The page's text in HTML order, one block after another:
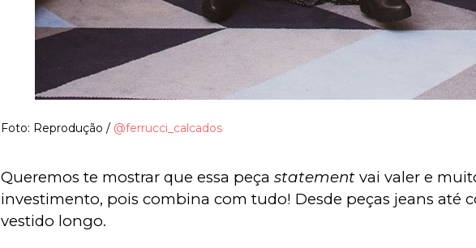
Foto: Reprodução / @ferrucci_calcados
Queremos te mostrar que essa peça statement vai valer e
investimento, pois combina com tudo! Desde peças jeans até
vestido longo.